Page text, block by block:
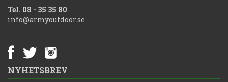
Tel. 08 - 35 35 80
info@armyoutdoor.se
NYHETSBREV